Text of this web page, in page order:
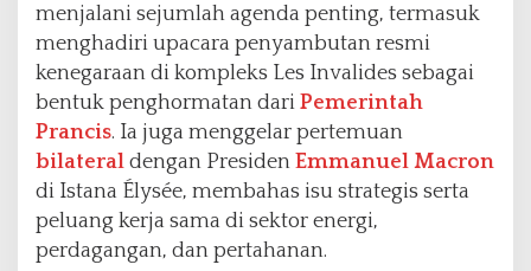
menjalani sejumlah agenda penting, termasuk
menghadiri upacara penyambutan resmi
kenegaraan di kompleks Les Invalides sebagai
bentuk penghormatan dari Pemerintah
Prancis. Ia juga menggelar pertemuan
bilateral dengan Presiden Emmanuel Macron
di Istana Élysée, membahas isu strategis serta
peluang kerja sama di sektor energi,
perdagangan, dan pertahanan.